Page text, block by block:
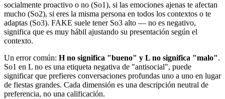
socialmente proactivo o no (So1), si las emociones ajenas te afectan
mucho (So2), si eres la misma persona en todos los contextos o te
adaptas (So3). FAKE suele tener So3 alto — no es negativo,
significa que es muy hábil ajustando su presentación según el
contexto.
Un error común: H no significa "bueno" y L no significa "malo".
So1 en L no es una etiqueta negativa de "antisocial", puede
significar que prefieres conversaciones profundas uno a uno en lugar
de fiestas grandes. Cada dimensión es una descripción neutral de
preferencia, no una calificación.